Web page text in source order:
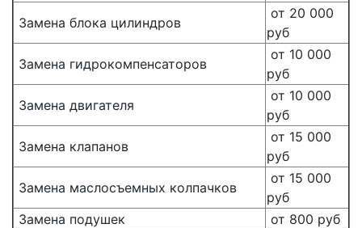
Замена блока цилиндров
от 20 000
руб
Замена гидрокомпенсаторов
от 10 000
руб
Замена двигателя
от 10 000
руб
Замена клапанов
от 15 000
руб
Замена маслосъемных колпачков
от 15 000
руб
Замена подушек
от 800 руб